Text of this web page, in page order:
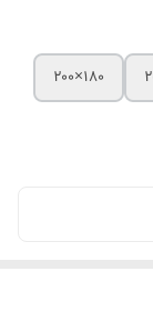
۱۸۰×۲۰۰